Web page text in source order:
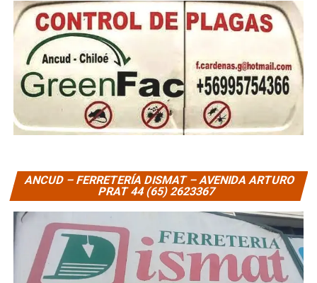
ANCUD – FERRETERÍA DISMAT – AVENIDA ARTURO
PRAT 44 (65) 2623367